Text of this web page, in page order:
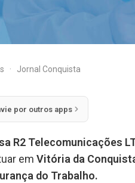
· Jornal Conquista
por outros apps
R2 Telecomunicações
em Vitória da
do Trabalho.